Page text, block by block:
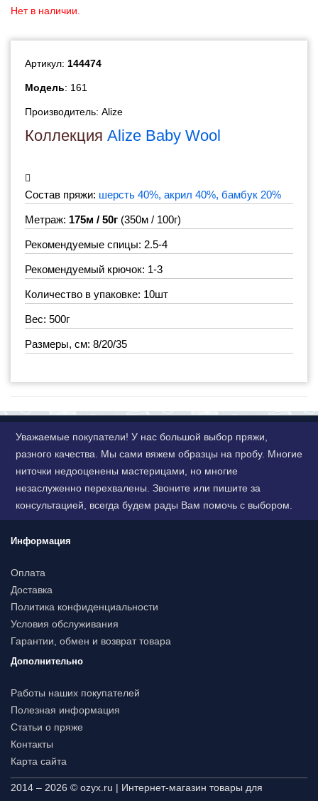
Нет в наличии.
Артикул: 144474
Модель: 161
Производитель: Alize
Коллекция Alize Baby Wool
Состав пряжи: шерсть 40%, акрил 40%, бамбук 20%
Метраж: 175м / 50г (350м / 100г)
Рекомендуемые спицы: 2.5-4
Рекомендуемый крючок: 1-3
Количество в упаковке: 10шт
Вес: 500г
Размеры, см: 8/20/35
Уважаемые покупатели! У нас большой выбор пряжи,
разного качества. Мы сами вяжем образцы на пробу. Многие
ниточки недооценены мастерицами, но многие
незаслуженно перехвалены. Звоните или пишите за
консультацией, всегда будем рады Вам помочь с выбором.
Информация
Оплата
Доставка
Политика конфиденциальности
Условия обслуживания
Гарантии, обмен и возврат товара
Дополнительно
Работы наших покупателей
Полезная информация
Статьи о пряже
Контакты
Карта сайта
2014 – 2026 © ozyx.ru | Интернет-магазин товары для